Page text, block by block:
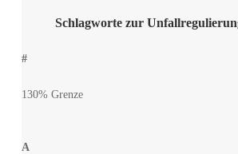
Schlagworte zur
#
130% Grenze
A